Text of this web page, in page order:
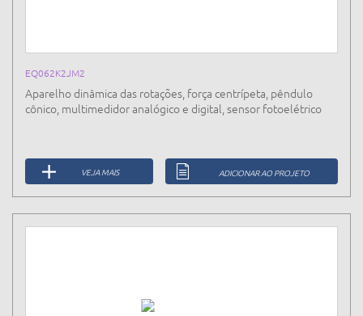
EQ062K2JM2
Aparelho dinâmica das rotações, força centrípeta, pêndulo
cônico, multimedidor analógico e digital, sensor fotoelétrico
VEJA MAIS ADICIONAR AO PROJETO